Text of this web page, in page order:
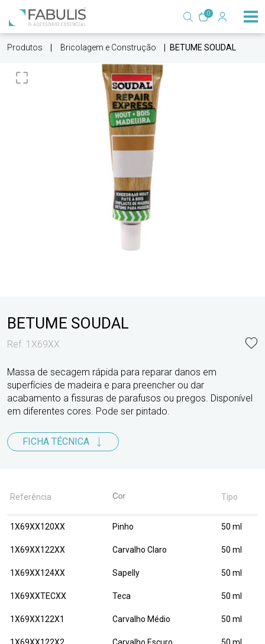
0
Produtos Bricolagem e Construção BETUME SOUDAL
BETUME SOUDAL
Ref. 1X69XX
Massa de secagem rápida para reparar danos em
superfícies de madeira e para preencher ou dar
acabamento a fissuras de parafusos ou pregos. Disponível
em diferentes cores. Pode ser pintado.
FICHA TÉCNICA
Referência Tipo
1X69XX120XX Pinho 50 ml
1X69XX122XX Carvalho Claro 50 ml
1X69XX124XX Sapelly 50 ml
1X69XXTECXX Teca 50 ml
1X69XX122X1 Carvalho Médio 50 ml